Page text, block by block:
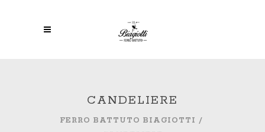
CANDELIERE
FERRO BATTUTO BIAGIOTTI /